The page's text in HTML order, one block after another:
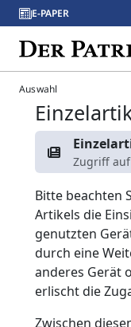
E-PAPER
Auswahl
Zugriff
Bitte beachten
Artikels die
genutzten
durch eine
anderes Gerät
erlischt die
Zwischen